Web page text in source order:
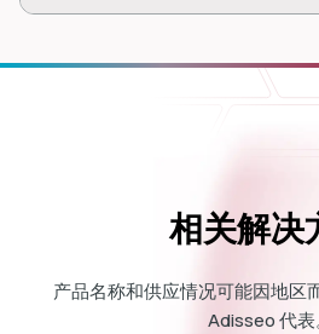
相关解决
产品名称和供应情况可能因地区
Adisseo 代表